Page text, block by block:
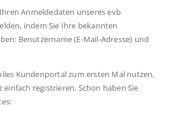
Anmeldedaten unseres evb
indem Sie Ihre bekannten
Benutzername (E-Mail-Adresse) und
Kundenportal zum ersten Mal nutzen,
einfach registrieren. Schon haben Sie